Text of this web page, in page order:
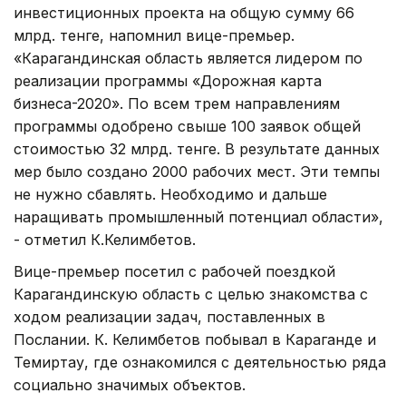
инвестиционных проекта на общую сумму 66
млрд. тенге, напомнил вице-премьер.
«Карагандинская область является лидером по
реализации программы «Дорожная карта
бизнеса-2020». По всем трем направлениям
программы одобрено свыше 100 заявок общей
стоимостью 32 млрд. тенге. В результате данных
мер было создано 2000 рабочих мест. Эти темпы
не нужно сбавлять. Необходимо и дальше
наращивать промышленный потенциал области»,
- отметил К.Келимбетов.
Вице-премьер посетил с рабочей поездкой
Карагандинскую область с целью знакомства с
ходом реализации задач, поставленных в
Послании. К. Келимбетов побывал в Караганде и
Темиртау, где ознакомился с деятельностью ряда
социально значимых объектов.